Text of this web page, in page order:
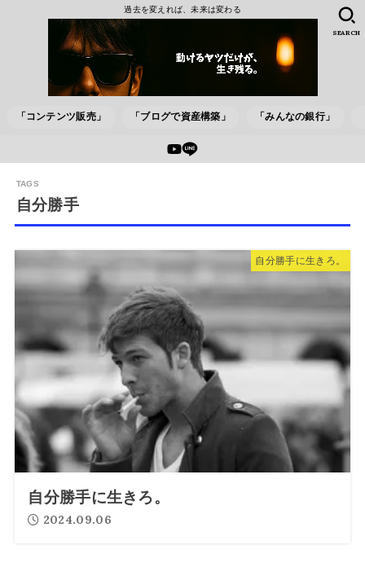
過去を変えれば、未来は変わる
「コンテンツ販売」 「ブログで資産構築」 「みんなの銀行」
SEARCH
自分勝手
自分勝手に生きろ。
自分勝手に生きろ。
2024.09.06